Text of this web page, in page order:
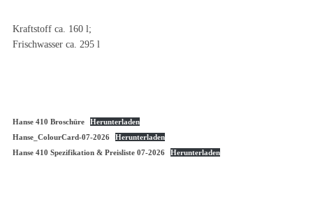
Kraftstoff ca. 160 l;
Frischwasser ca. 295 l
Hanse 410 Broschüre
Herunterladen
Hanse_ColourCard-07-2026
Herunterladen
Hanse 410 Spezifikation & Preisliste 07-2026
Herunterladen